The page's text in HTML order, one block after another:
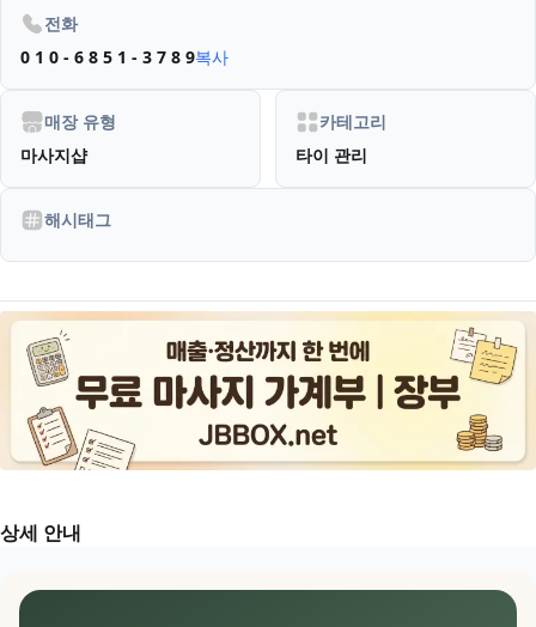
전화
0 1 0 - 6 8 5 1 - 3 7 8 9복사
매장 유형
마사지샵
카테고리
타이 관리
해시태그
상세 안내